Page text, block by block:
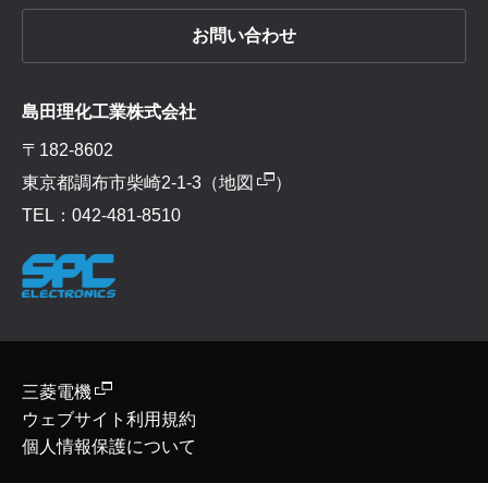
お問い合わせ
島田理化工業株式会社
〒182-8602
東京都調布市柴崎2-1-3（地図
）
TEL：042-481-8510
三菱電機
ウェブサイト利用規約
個人情報保護について